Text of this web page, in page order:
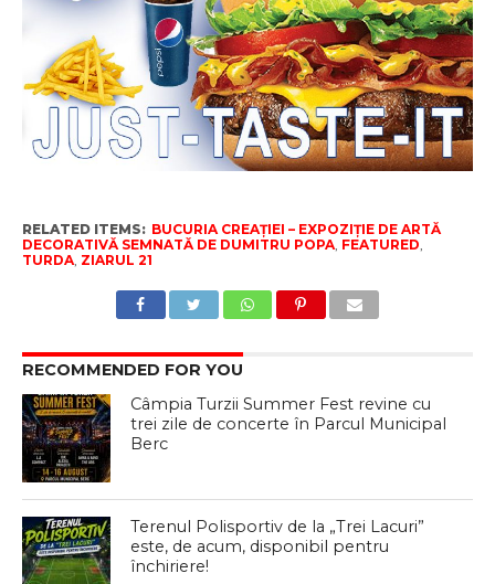
RELATED ITEMS: BUCURIA CREAȚIEI – EXPOZIȚIE DE ARTĂ
DECORATIVĂ SEMNATĂ DE DUMITRU POPA, FEATURED
TURDA, ZIARUL 21
RECOMMENDED FOR YOU
Câmpia Turzii Summer Fest revine cu
trei zile de concerte în Parcul Municipal
Berc
Terenul Polisportiv de la „Trei Lacuri”
este, de acum, disponibil pentru
închiriere!